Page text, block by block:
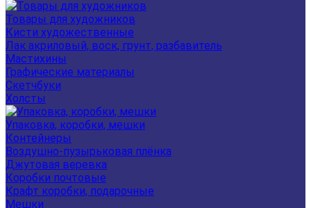
Товары для художников
Кисти художественные
Лак акриловый, воск, грунт, разбавитель
Мастихины
Графические материалы
Скетчбуки
Холсты
Упаковка, коробки, мешки
Контейнеры
Воздушно-пузырьковая плёнка
Джутовая веревка
Коробки почтовые
Крафт коробки, подарочные
Мешки